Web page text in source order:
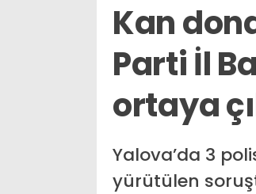
Kan
Parti İl
ortaya
Yalova’da 3
yürütülen